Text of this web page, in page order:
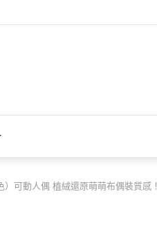
可動人偶 植絨還原萌萌布偶裝質感！